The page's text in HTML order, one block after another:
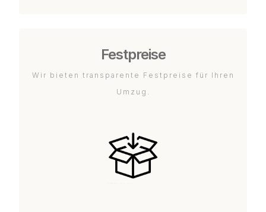
Festpreise
Wir bieten transparente Festpreise für Ihren
Umzug.